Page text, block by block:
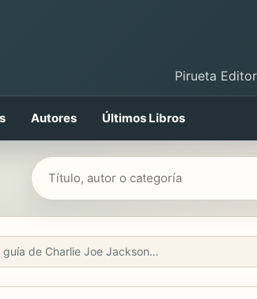
Pirueta
Autores Últimos Libros
Buscar libros
La guía de Charlie Joe Jackson para no leer